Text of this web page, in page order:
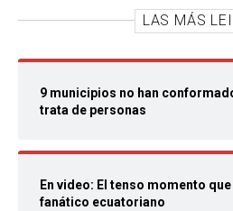
LAS MÁS
9 municipios no han
trata de personas
En video: El tenso momento
fanático ecuatoriano